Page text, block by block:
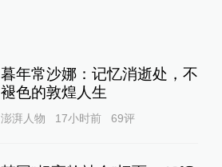
暮年常沙娜：记忆消逝处，不
褪色的敦煌人生
澎湃人物 17小时前 69评